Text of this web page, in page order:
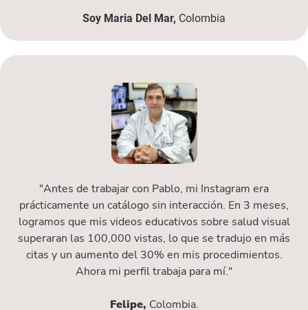
Soy Maria Del Mar, Colombia
"Antes de trabajar con Pablo, mi Instagram era
prácticamente un catálogo sin interacción. En 3 meses,
logramos que mis videos educativos sobre salud visual
superaran las 100,000 vistas, lo que se tradujo en más
citas y un aumento del 30% en mis procedimientos.
Ahora mi perfil trabaja para mí."
Felipe, Colombia.